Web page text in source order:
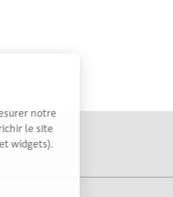
notre
le site
widgets).